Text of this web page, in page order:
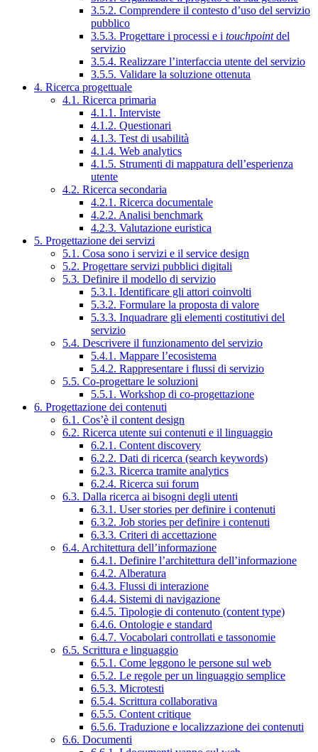
3.5.2. Comprendere il contesto d’uso del servizio
pubblico
3.5.3. Progettare i processi e i touchpointdel
servizio
3.5.4. Realizzare l’interfaccia utente del servizio
3.5.5. Validare la soluzione ottenuta
4. Ricerca progettuale
4.1. Ricerca primaria
4.1.1. Interviste
4.1.2. Questionari
4.1.3. Test di usabilità
4.1.4. Web analytics
4.1.5. Strumenti di mappatura dell’esperienza
utente
4.2. Ricerca secondaria
4.2.1. Ricerca documentale
4.2.2. Analisi benchmark
4.2.3. Valutazione euristica
5. Progettazione dei servizi
5.1. Cosa sono i servizi e il service design
5.2. Progettare servizi pubblici digitali
5.3. Definire il modello di servizio
5.3.1. Identificare gli attori coinvolti
5.3.2. Formulare la proposta di valore
5.3.3. Inquadrare gli elementi costitutivi del
servizio
5.4. Descrivere il funzionamento del servizio
5.4.1. Mappare l’ecosistema
5.4.2. Rappresentare i flussi di servizio
5.5. Co-progettare le soluzioni
5.5.1. Workshop di co-progettazione
6. Progettazione dei contenuti
6.1. Cos’è il content design
6.2. Ricerca utente sui contenuti e il linguaggio
6.2.1. Content discovery
6.2.2. Dati di ricerca (search keywords)
6.2.3. Ricerca tramite analytics
6.2.4. Ricerca sui forum
6.3. Dalla ricerca ai bisogni degli utenti
6.3.1. User stories per definire i contenuti
6.3.2. Job stories per definire i contenuti
6.3.3. Criteri di accettazione
6.4. Architettura dell’informazione
6.4.1. Definire l’architettura dell’informazione
6.4.2. Alberatura
6.4.3. Flussi di interazione
6.4.4. Sistemi di navigazione
6.4.5. Tipologie di contenuto (content type)
6.4.6. Ontologie e standard
6.4.7. Vocabolari controllati e tassonomie
6.5. Scrittura e linguaggio
6.5.1. Come leggono le persone sul web
6.5.2. Le regole per un linguaggio semplice
6.5.3. Microtesti
6.5.4. Scrittura collaborativa
6.5.5. Content critique
6.5.6. Traduzione e localizzazione dei contenuti
6.6. Documenti